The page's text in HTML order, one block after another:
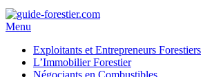
Menu
Exploitants et Entrepreneurs Forestiers
L’Immobilier Forestier
Négociants en Combustibles